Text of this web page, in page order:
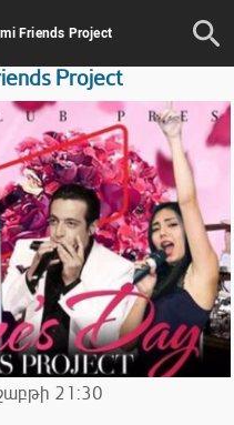
Friends Project
Project
21:30